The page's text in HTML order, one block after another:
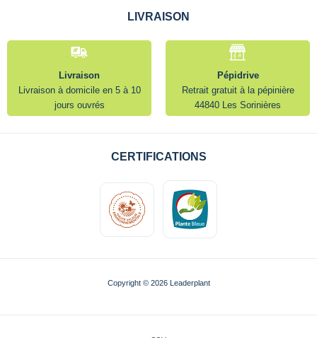
LIVRAISON
Livraison
Livraison à domicile en 5 à 10
jours ouvrés
Pépidrive
Retrait gratuit à la pépinière
44840 Les Sorinières
CERTIFICATIONS
Copyright © 2026 Leaderplant